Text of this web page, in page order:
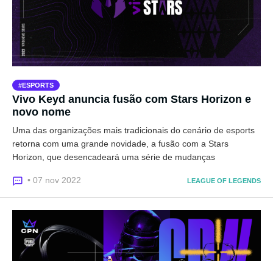
ESPORTS
Vivo Keyd anuncia fusão com Stars Horizon e
novo nome
Uma das organizações mais tradicionais do cenário de esports
retorna com uma grande novidade, a fusão com a Stars
Horizon, que desencadeará uma série de mudanças
• 07 nov 2022 LEAGUE OF LEGENDS